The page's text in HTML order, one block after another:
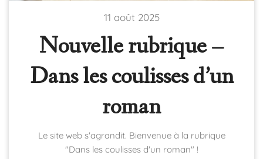
11 août 2025
Nouvelle rubrique –
Dans les coulisses d’un
roman
Le site web s'agrandit. Bienvenue à la rubrique
"Dans les coulisses d'un roman" !